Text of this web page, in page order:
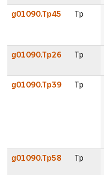
g01090.Tp45 Tp
g01090.Tp26 Tp
g01090.Tp39 Tp
g01090.Tp58 Tp